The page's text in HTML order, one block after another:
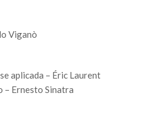
Viganò
aplicada – Éric Laurent
– Ernesto Sinatra